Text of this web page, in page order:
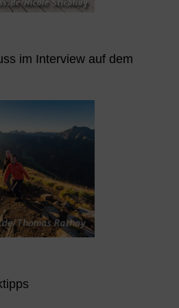
im Interview auf dem